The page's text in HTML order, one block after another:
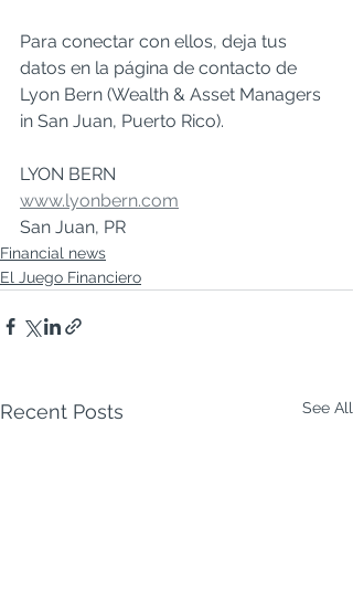
Para conectar con ellos, deja tus
datos en la página de contacto de
Lyon Bern (Wealth & Asset Managers
in San Juan, Puerto Rico).
LYON BERN
www.lyonbern.com
San Juan, PR
Financial news
El Juego Financiero
Recent Posts See All